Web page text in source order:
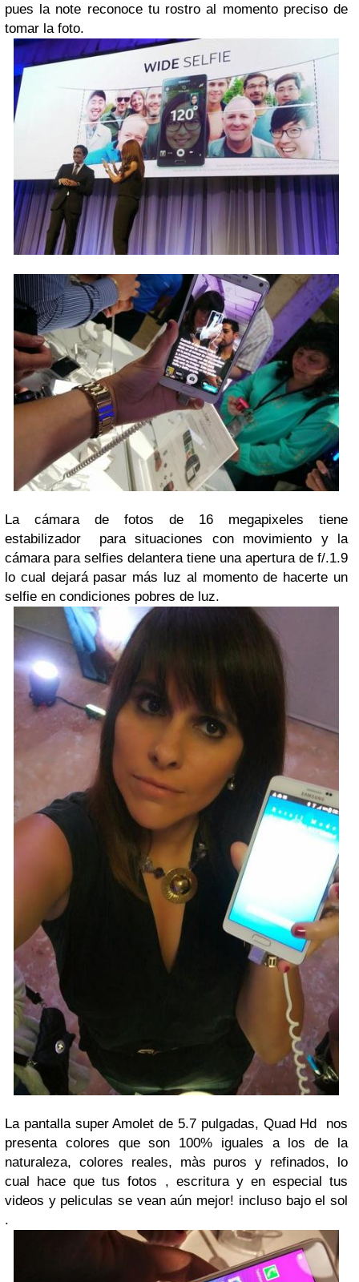
pues la note reconoce tu rostro al momento preciso de
tomar la foto.
La cámara de fotos de 16 megapixeles tiene
estabilizador para situaciones con movimiento y la
cámara para selfies delantera tiene una apertura de f/.1.9
lo cual dejará pasar más luz al momento de hacerte un
selfie en condiciones pobres de luz.
La pantalla super Amolet de 5.7 pulgadas, Quad Hd nos
presenta colores que son 100% iguales a los de la
naturaleza, colores reales, màs puros y refinados, lo
cual hace que tus fotos , escritura y en especial tus
videos y peliculas se vean aún mejor! incluso bajo el sol
.